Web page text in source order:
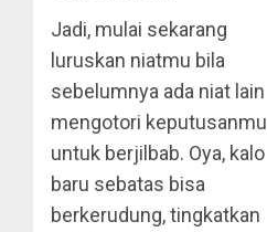
Jadi, mulai sekarang
luruskan niatmu bila
sebelumnya ada niat lain
mengotori keputusanmu
untuk berjilbab. Oya, kalo
baru sebatas bisa
berkerudung, tingkatkan